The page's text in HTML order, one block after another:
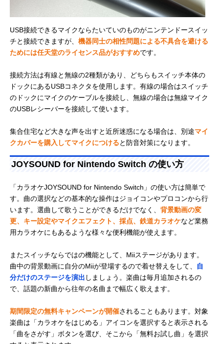
USB接続できるマイクならたいていのものがニンテンドースイッ
チと接続できますが、 機器同士の相性問題による不具合を避ける
ためには任天堂のライセンス品がおすすめです。
接続方法は有線と無線の2種類があり、どちらもスイッチ本体の
ドックにあるUSBコネクタを使用します。有線の場合はスイッチ
のドックにマイクのケーブルを接続し、無線の場合は無線マイク
のUSBレシーバーを接続して使います。
集合住宅など大きな声を出すと近所迷惑になる場合は、別途マイ
クカバーを購入してマイクにつけると防音対策になります。
JOYSOUND for Nintendo Switch の使い方
「カラオケJOYSOUND for Nintendo Switch」の使い方は簡単で
す。曲の選択などの基本的な操作はジョイコンやプロコンから行
います。選曲して歌うことができるだけでなく、 背景動画の変
更、キー設定やマイクエフェクト、採点、鉄道カラオケなど業務
用カラオケにもあるような様々な便利機能が使えます。
またスイッチならではの機能として、Miiステージがあります。
曲中の背景動画に自分のMiiが登場するので着せ替えをして、
自
分だけのステージを演出 しましょう。楽曲は毎月追加されるの
で、話題の新曲から往年の名曲まで幅広く歌えます。
期間限定の無料キャンペーンが開催されることもあります。対象
楽曲は「カラオケをはじめる」アイコンを選択すると表示される
「曲をさがす」ボタンを選び、そこから「無料お試し曲」を選択